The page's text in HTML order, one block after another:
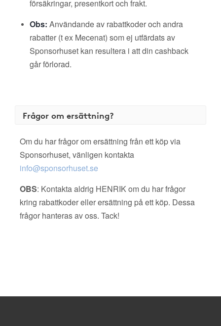
försäkringar, presentkort och frakt.
Obs: Användande av rabattkoder och andra
rabatter (t ex Mecenat) som ej utfärdats av
Sponsorhuset kan resultera i att din cashback
går förlorad.
Frågor om ersättning?
Om du har frågor om ersättning från ett köp via
Sponsorhuset, vänligen kontakta
info@sponsorhuset.se
OBS: Kontakta aldrig HENRIK om du har frågor
kring rabattkoder eller ersättning på ett köp. Dessa
frågor hanteras av oss. Tack!